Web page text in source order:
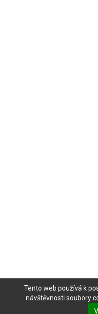
Tento web používá k
návštěvnosti soubory